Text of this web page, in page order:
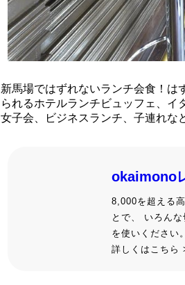
新馬場ではずれないランチ会食！は
られるホテルランチビュッフェ、イ
女子会、ビジネスランチ、子連れな
okaimono
8,000を超える
とで、 いろん
を使いください。
詳しくはこちら